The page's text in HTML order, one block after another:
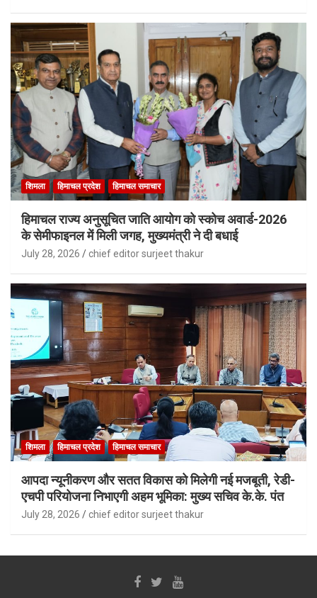
शिमला हिमाचल प्रदेश हिमाचल समाचार
हिमाचल राज्य अनुसूचित जाति आयोग को स्कोच अवार्ड-2026
के सेमीफाइनल में मिली जगह, मुख्यमंत्री ने दी बधाई
July 28, 2026 chief editor surjeet thakur
शिमला हिमाचल प्रदेश हिमाचल समाचार
आपदा न्यूनीकरण और सतत विकास को मिलेगी नई मजबूती, रेडी-
एचपी परियोजना निभाएगी अहम भूमिका: मुख्य सचिव के.के. पंत
July 28, 2026 chief editor surjeet thakur